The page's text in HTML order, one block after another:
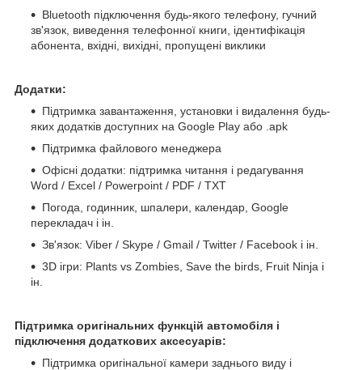
Bluetooth підключення будь-якого телефону, гучний
зв'язок, виведення телефонної книги, ідентифікація
абонента, вхідні, вихідні, пропущені виклики
Додатки:
Підтримка завантаження, установки і видалення будь-
яких додатків доступних на Google Play або .apk
Підтримка файлового менеджера
Офісні додатки: підтримка читання і редагування
Word / Excel / Powerpoint / PDF / TXT
Погода, годинник, шпалери, календар, Google
перекладач і ін.
Зв'язок: Viber / Skype / Gmail / Twitter / Facebook і ін.
3D ігри: Plants vs Zombies, Save the birds, Fruit Ninja і
ін.
Підтримка оригінальних функцій автомобіля і
підключення додаткових аксесуарів:
Підтримка оригінальної камери заднього виду і